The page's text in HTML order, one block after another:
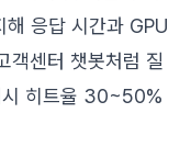
응답 시간과 GPU
객센터 챗봇처럼 질
시 히트율 30~50%